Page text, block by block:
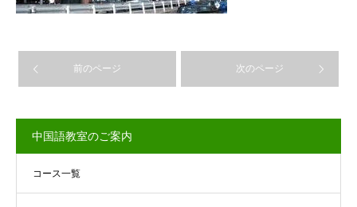
前のページ 次のページ
中国語教室のご案内
コース一覧